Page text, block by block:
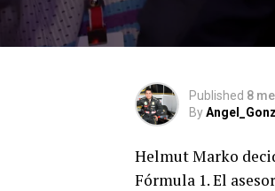
Published 8
By
Helmut Marko
Fórmula 1. El